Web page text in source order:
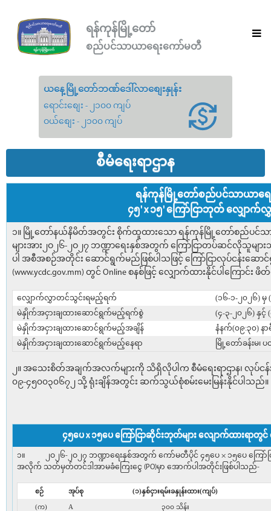
ရန်ကုန်မြို့တော်
စည်ပင်သာယာရေးကော်မတီ
ယနေ့မြို့တော်ဘဏ်ဒေါ်လာစျေးနှုန်း
ရောင်းစျေး - ၂၁၀၀ ကျပ်
ဝယ်စျေး - ၂၁၀၀ ကျပ်
စီမံရေးရာဌာန
ရန်ကုန်မြို့တော်စည်ပင်သာယာရ
၄၅' x ၁၅' ကြော်ငြာဘုတ် လျှောက်လွှ
၁။ မြို့တော်နယ်နိမိတ်အတွင်း စိုက်ထူထားသော ရန်ကုန်မြို့တော်စည်ပင်သာ
များအား၂ဝ၂၆-၂ဝ၂၇ ဘဏ္ဍာရေးနှစ်အတွက် ကြော်ငြာတပ်ဆင်လိုသူများ
ပါ အစီအစဉ်အတိုင်း ဆောင်ရွက်မည်ဖြစ်ပါသဖြင့် ကြော်ငြာလုပ်ငန်းဆေ
(www.ycdc.gov.mm) တွင် Online စနစ်ဖြင့် လျှောက်ထားနိုင်ပါကြောင်း
လျှောက်လွှာတင်သွင်းရမည့်ရက်
(၁၆-၁-၂၀၂၆) မှ
မဲနှိုက်အငှားချထားဆောင်ရွက်မည့်ရက်စွဲ
(၄-၃-၂၀၂၆) နှင့်
မဲနှိုက်အငှားချထားဆောင်ရွက်မည့်အချိန်
နံနက်(၀၉:၃၀) နာ
မဲနှိုက်အငှားချထားဆောင်ရွက်မည့်နေရာ
မြို့တော်ခန်းမ၊
၂။ အသေးစိတ်အချက်အလက်များကို သိရှိလိုပါက စီမံရေးရာဌာန၊ လုပ်ငန်းရ
၀၉-၄၅၀၀၃၀၆၇၂ သို့ ရုံးချိန်အတွင်း ဆက်သွယ်စုံစမ်းမေးမြန်းနိုင်ပါသည်။
၄၅ပေ x ၁၅ပေ ကြော်ငြာဆိုင်းဘုတ်များ လျောက်ထားရာတွ
၁။ ၂ဝ၂၆-၂ဝ၂၇ ဘဏ္ဍာရေးနှစ်အတွက် ကော်မတီပိုင် ၄၅ပေ × ၁၅ပေ ကြော်ငြ
အလိုက် သတ်မှတ်တင်ဒါအာမခံကြေးငွေ (PO)မှာ အောက်ပါအတိုင်းဖြစ်ပါသည်-
စဉ် အုပ်စု (၁)နှစ်ငှားရမ်းခနှုန်းထား(ကျပ်)
(က) A ၃၀၀ သိန်း